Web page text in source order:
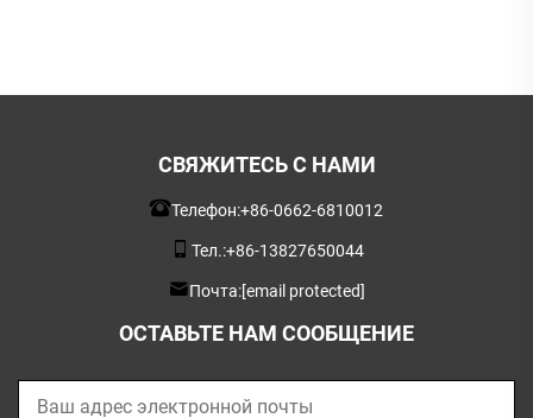
СВЯЖИТЕСЬ С НАМИ
Телефон:+86-0662-6810012
Тел.:+86-13827650044
Почта:[email protected]
ОСТАВЬТЕ НАМ СООБЩЕНИЕ